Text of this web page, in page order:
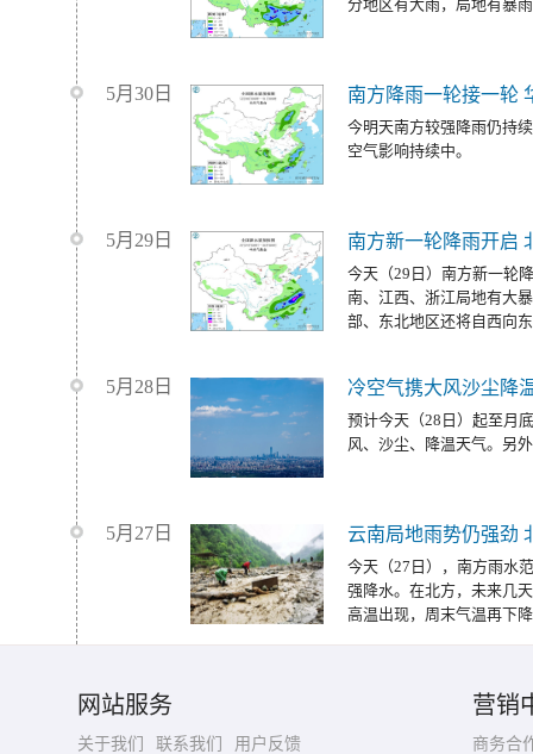
分地区有大雨，局地有暴
5月30日 南方降雨一轮接一轮
今明天南方较强降雨仍持
空气影响持续中。
5月29日 南方新一轮降雨开启
今天（29日）南方新一轮
南、江西、浙江局地有大
部、东北地区还将自西向
5月28日 冷空气携大风沙尘降
预计今天（28日）起至月
风、沙尘、降温天气。另
5月27日 云南局地雨势仍强劲
今天（27日），南方雨水
强降水。在北方，未来几
高温出现，周末气温再下
网站服务
关于我们 联系我们
用户反馈
营销
商务合